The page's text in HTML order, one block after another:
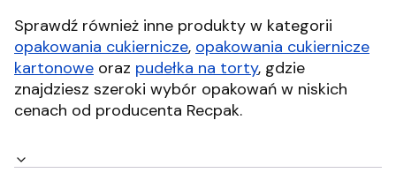
Sprawdź również inne produkty w kategorii
opakowania cukiernicze, opakowania cukiernicze
kartonowe oraz pudełka na torty, gdzie
znajdziesz szeroki wybór opakowań w niskich
cenach od producenta Recpak.